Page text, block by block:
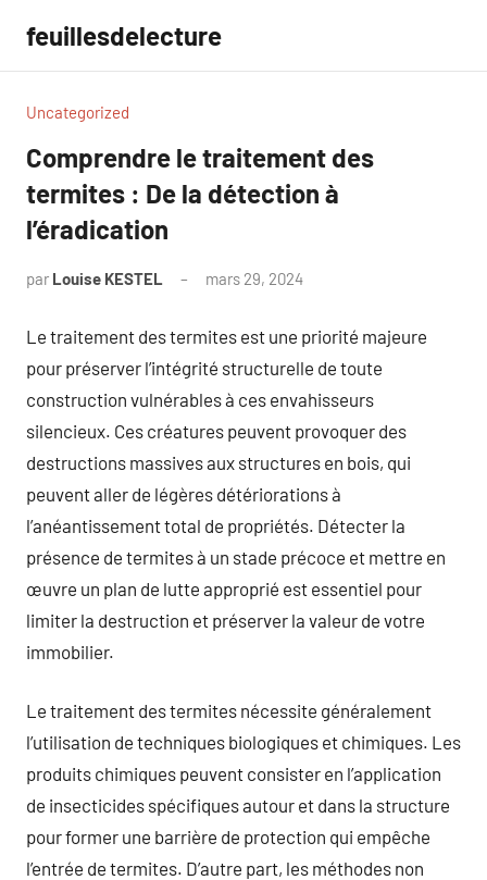
contenu
feuillesdelecture
Uncategorized
Comprendre le traitement des
termites : De la détection à
l’éradication
par Louise KESTEL mars 29, 2024
Le traitement des termites est une priorité majeure
pour préserver l’intégrité structurelle de toute
construction vulnérables à ces envahisseurs
silencieux. Ces créatures peuvent provoquer des
destructions massives aux structures en bois, qui
peuvent aller de légères détériorations à
l’anéantissement total de propriétés. Détecter la
présence de termites à un stade précoce et mettre en
œuvre un plan de lutte approprié est essentiel pour
limiter la destruction et préserver la valeur de votre
immobilier.
Le traitement des termites nécessite généralement
l’utilisation de techniques biologiques et chimiques. Les
produits chimiques peuvent consister en l’application
de insecticides spécifiques autour et dans la structure
pour former une barrière de protection qui empêche
l’entrée de termites. D’autre part, les méthodes non